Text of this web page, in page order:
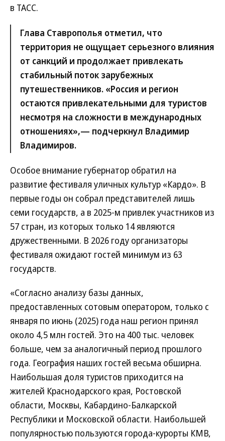
в ТАСС.
Глава Ставрополья отметил, что
территория не ощущает серьезного влияния
от санкций и продолжает привлекать
стабильный поток зарубежных
путешественников. «Россия и регион
остаются привлекательными для туристов
несмотря на сложности в международных
отношениях»,— подчеркнул Владимир
Владимиров.
Особое внимание губернатор обратил на
развитие фестиваля уличных культур «Кардо». В
первые годы он собрал представителей лишь
семи государств, а в 2025-м привлек участников из
57 стран, из которых только 14 являются
дружественными. В 2026 году организаторы
фестиваля ожидают гостей минимум из 63
государств.
«Согласно анализу базы данных,
предоставленных сотовым оператором, только с
января по июнь (2025) года наш регион принял
около 4,5 млн гостей. Это на 400 тыс. человек
больше, чем за аналогичный период прошлого
года. География наших гостей весьма обширна.
Наибольшая доля туристов приходится на
жителей Краснодарского края, Ростовской
области, Москвы, Кабардино-Балкарской
Республики и Московской области. Наибольшей
популярностью пользуются города-курорты КМВ,